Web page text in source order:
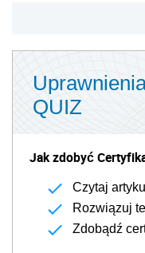
QUIZ
Jak zdobyć
Czytaj
Rozwiązuj
Zdobądź